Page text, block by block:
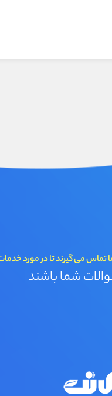
تماس می گیرند تا در مورد
شما باشند